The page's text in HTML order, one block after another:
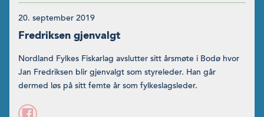
20. september 2019
Fredriksen gjenvalgt
Nordland Fylkes Fiskarlag avslutter sitt årsmøte i Bodø hvor
Jan Fredriksen blir gjenvalgt som styreleder. Han går
dermed løs på sitt femte år som fylkeslagsleder.